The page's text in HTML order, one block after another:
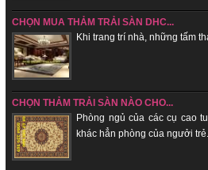
CHỌN MUA THẢM TRẢI SÀN DHC...
Khi trang trí nhà, những tấm
CHỌN THẢM TRẢI SÀN NÀO CHO...
Phòng ngủ của các cụ cao
khác hẳn phòng của ngưởi